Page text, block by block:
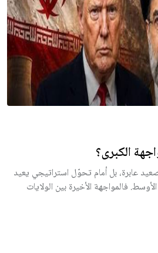
الكبرى؟
عابرة، بل أمام تحوّل استراتيجي يعيد
فالمواجهة الأخيرة بين الولايات